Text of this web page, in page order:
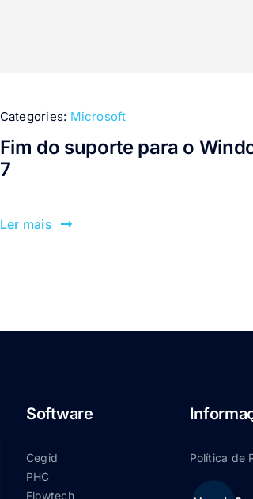
Categories: Microsoft
Fim do suporte para o
7
Ler mais
Software
Cegid
PHC
Flowtech
Política de